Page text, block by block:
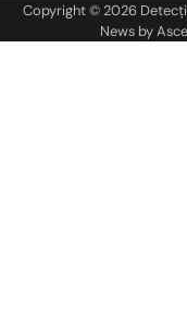
articole
Copyright © 2026
News by